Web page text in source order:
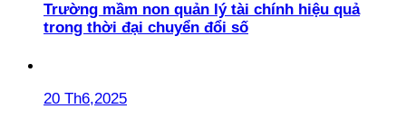
Trường mầm non quản lý tài chính hiệu quả
trong thời đại chuyển đổi số
20 Th6,2025